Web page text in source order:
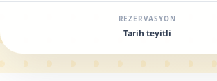
REZERVASYON
Tarih teyitli